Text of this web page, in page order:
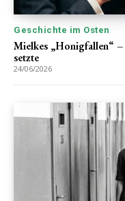
Geschichte im Osten
Mielkes „Honigfallen“ –
setzte
24/06/2026